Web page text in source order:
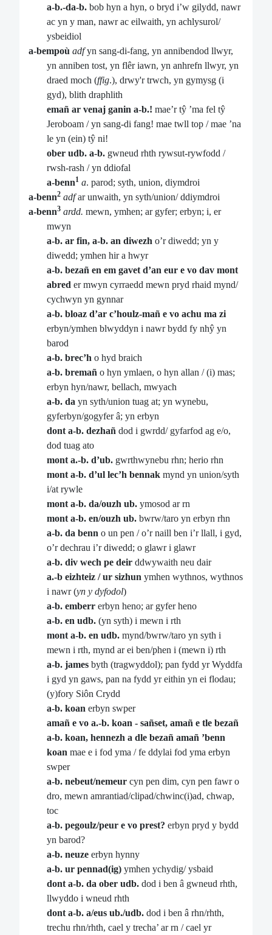
a-b.-da-b. bob hyn a hyn, o bryd i’w gilydd, nawr
ac yn y man, nawr ac eilwaith, yn achlysurol/
ysbeidiol
a-bempoù adfyn sang-di-fang, yn annibendod llwyr,
yn anniben tost, yn flêr iawn, yn anhrefn llwyr, yn
draed moch (ffig.), drwy'r trwch, yn gymysg (i
gyd), blith draphlith
emañ ar venaj ganin a-b.! mae’r tŷ ’ma fel tŷ
Jeroboam / yn sang-di fang! mae twll top / mae ’na
le yn (ein) tŷ ni!
ober udb. a-b. gwneud rhth rywsut-rywfodd /
rwsh-rash / yn ddiofal
a-benn1 a. parod; syth, union, diymdroi
a-benn2 adfar unwaith, yn syth/union/ ddiymdroi
a-benn3 ardd. mewn, ymhen; ar gyfer; erbyn; i, er
mwyn
a-b. ar fin, a-b. an diwezh o’r diwedd; yn y
diwedd; ymhen hir a hwyr
a-b. bezañ en em gavet d’an eur e vo dav mont
abred er mwyn cyrraedd mewn pryd rhaid mynd/
cychwyn yn gynnar
a-b. bloaz d’ar c’houlz-mañ e vo achu ma zi
erbyn/ymhen blwyddyn i nawr bydd fy nhŷ yn
barod
a-b. brec’h o hyd braich
a-b. bremañ o hyn ymlaen, o hyn allan / (i) mas;
erbyn hyn/nawr, bellach, mwyach
a-b. da yn syth/union tuag at; yn wynebu,
gyferbyn/gogyfer â; yn erbyn
dont a-b. dezhañ dod i gwrdd/ gyfarfod ag e/o,
dod tuag ato
mont a.-b. d’ub. gwrthwynebu rhn; herio rhn
mont a-b. d’ul lec’h bennak mynd yn union/syth
i/at rywle
mont a-b. da/ouzh ub. ymosod ar rn
mont a-b. en/ouzh ub. bwrw/taro yn erbyn rhn
a-b. da benn o un pen / o’r naill ben i’r llall, i gyd,
o’r dechrau i’r diwedd; o glawr i glawr
a-b. div wech pe deir ddwywaith neu dair
a.-b eizhteiz / ur sizhun ymhen wythnos, wythnos
i nawr (yn y dyfodol)
a-b. emberr erbyn heno; ar gyfer heno
a-b. en udb. (yn syth) i mewn i rth
mont a-b. en udb. mynd/bwrw/taro yn syth i
mewn i rth, mynd ar ei ben/phen i (mewn i) rth
a-b. james byth (tragwyddol); pan fydd yr Wyddfa
i gyd yn gaws, pan na fydd yr eithin yn ei flodau;
(y)fory Siôn Crydd
a-b. koan erbyn swper
amañ e vo a.-b. koan - sañset, amañ e tle bezañ
a-b. koan, hennezh a dle bezañ amañ ’benn
koan mae e i fod yma / fe ddylai fod yma erbyn
swper
a-b. nebeut/nemeur cyn pen dim, cyn pen fawr o
dro, mewn amrantiad/clipad/chwinc(i)ad, chwap,
toc
a-b. pegoulz/peur e vo prest? erbyn pryd y bydd
yn barod?
a-b. neuze erbyn hynny
a-b. ur pennad(ig) ymhen ychydig/ ysbaid
dont a-b. da ober udb. dod i ben â gwneud rhth,
llwyddo i wneud rhth
dont a-b. a/eus ub./udb. dod i ben â rhn/rhth,
trechu rhn/rhth, cael y trecha’ ar rn / cael yr